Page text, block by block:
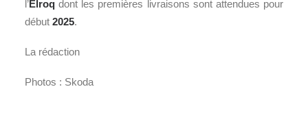
l’Elroq dont les premières livraisons sont attendues pour
début 2025.
La rédaction
Photos : Skoda